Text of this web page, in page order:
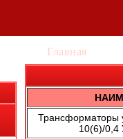
Главная
Трансформаторы
10(6)/0,4